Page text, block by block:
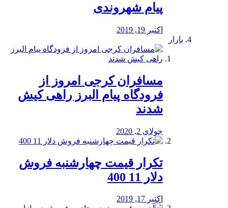
پیام شهروندی
اکتبر 19, 2019
بازار
مسافران کرجی امروز از
فرودگاه پیام البرز راهی کیش
شدند
جولای 2, 2020
تکرار قیمت چهارشنبه فروش
دلار 11 400
اکتبر 17, 2019